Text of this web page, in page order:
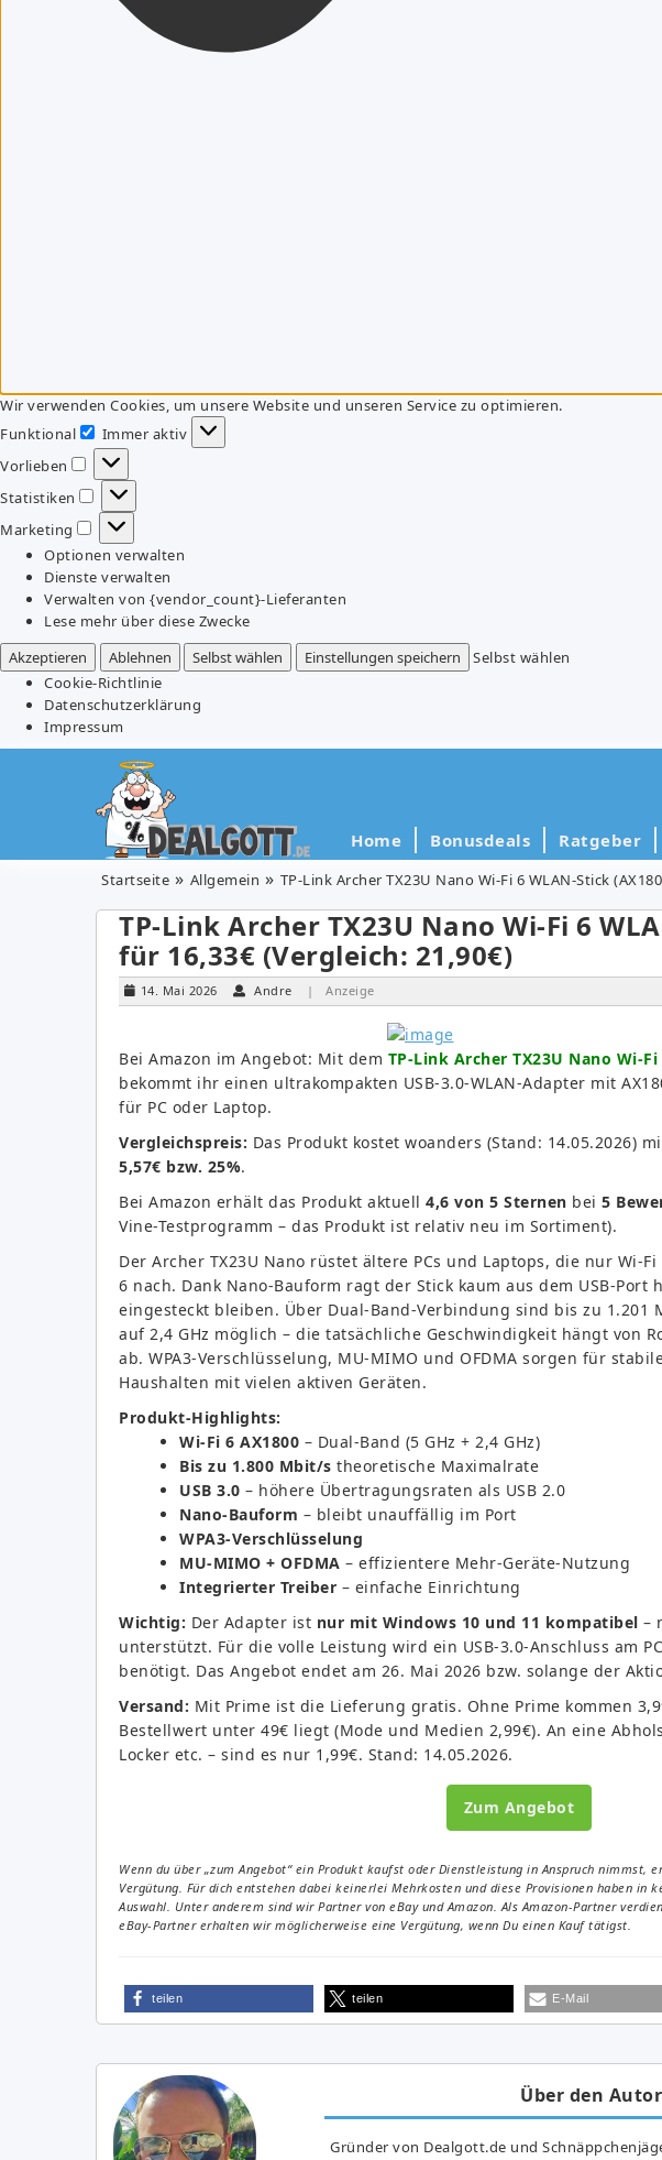
Wir verwenden Cookies, um unsere Website und unseren Service zu optimieren.
Funktional
Funktional
Immer aktiv
Vorlieben
Vorlieben
Statistiken
Statistiken
Marketing
Marketing
Optionen verwalten
Dienste verwalten
Verwalten von {vendor_count}-Lieferanten
Lese mehr über diese Zwecke
Akzeptieren
Ablehnen Selbst wählen Einstellungen speichern
Selbst wählen
Cookie-Richtlinie
Datenschutzerklärung
Impressum
Home Bonusdeals Ratgeber
Startseite Allgemein TP-Link Archer TX23U Nano Wi-Fi 6 WLAN-Stick
TP-Link Archer TX23U Nano Wi-Fi 6
für 16,33€ (Vergleich: 21,90€)
14. Mai 2026 Andre | Anzeige
Bei Amazon im Angebot: Mit dem TP-Link Archer TX23U Nano Wi-
bekommt ihr einen ultrakompakten USB-3.0-WLAN-Adapter mit
für PC oder Laptop.
Vergleichspreis: Das Produkt kostet woanders (Stand: 14.05.2026)
5,57€ bzw. 25%.
Bei Amazon erhält das Produkt aktuell 4,6 von 5 Sternen bei 5
Vine-Testprogramm – das Produkt ist relativ neu im Sortiment).
Der Archer TX23U Nano rüstet ältere PCs und Laptops, die nur Wi-
6 nach. Dank Nano-Bauform ragt der Stick kaum aus dem USB-
eingesteckt bleiben. Über Dual-Band-Verbindung sind bis zu 1.201
auf 2,4 GHz möglich – die tatsächliche Geschwindigkeit hängt von
ab. WPA3-Verschlüsselung, MU-MIMO und OFDMA sorgen für
Haushalten mit vielen aktiven Geräten.
Produkt-Highlights:
Wi-Fi 6 AX1800 – Dual-Band (5 GHz + 2,4 GHz)
Bis zu 1.800 Mbit/s theoretische Maximalrate
USB 3.0 – höhere Übertragungsraten als USB 2.0
Nano-Bauform – bleibt unauffällig im Port
WPA3-Verschlüsselung
MU-MIMO + OFDMA – effizientere Mehr-Geräte-Nutzung
Integrierter Treiber – einfache Einrichtung
Wichtig: Der Adapter ist nur mit Windows 10 und 11 kompatibel –
unterstützt. Für die volle Leistung wird ein USB-3.0-Anschluss am
benötigt. Das Angebot endet am 26. Mai 2026 bzw. solange der
Versand: Mit Prime ist die Lieferung gratis. Ohne Prime kommen
Bestellwert unter 49€ liegt (Mode und Medien 2,99€). An eine
Locker etc. – sind es nur 1,99€. Stand: 14.05.2026.
Zum Angebot
Wenn du über „zum Angebot“ ein Produkt kaufst oder Dienstleistung in Anspruch
Vergütung. Für dich entstehen dabei keinerlei Mehrkosten und diese Provisionen haben in
Auswahl. Unter anderem sind wir Partner von eBay und Amazon. Als Amazon-Partner
eBay-Partner erhalten wir möglicherweise eine Vergütung, wenn Du einen Kauf tätigst.
teilen teilen E-Mail
Über den
Gründer von Dealgott.de und